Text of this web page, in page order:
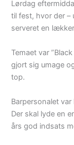
Lørdag
til fest, hvor der –
serveret en
Temaet var
gjort sig umage
top.
Barpersonalet
Der skal lyde en
års god indsats